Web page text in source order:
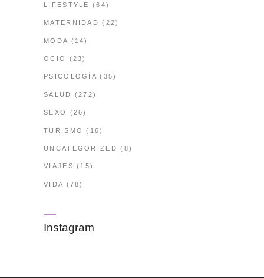
LIFESTYLE (64)
MATERNIDAD (22)
MODA (14)
OCIO (23)
PSICOLOGÍA (35)
SALUD (272)
SEXO (26)
TURISMO (16)
UNCATEGORIZED (8)
VIAJES (15)
VIDA (78)
Instagram